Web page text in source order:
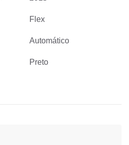
Flex
Automático
Preto